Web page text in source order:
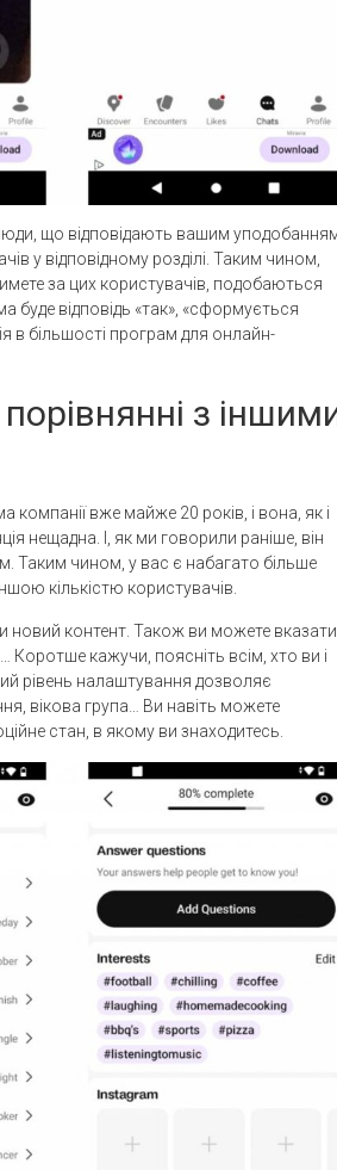
люди, що відповідають вашим
у відповідному розділі. Таким чином,
за цих користувачів, подобаються
буде відповідь «так», «сформується
в більшості програм для онлайн-
з
вже майже 20 років, і вона, як і
нещадна. І, як ми говорили раніше, він
Таким чином, у вас є набагато більше
кількістю користувачів.
контент. Також ви можете вказати,
Коротше кажучи, поясніть всім, хто ви і
рівень налаштування дозволяє
вікова група… Ви навіть можете
стан, в якому ви знаходитесь.